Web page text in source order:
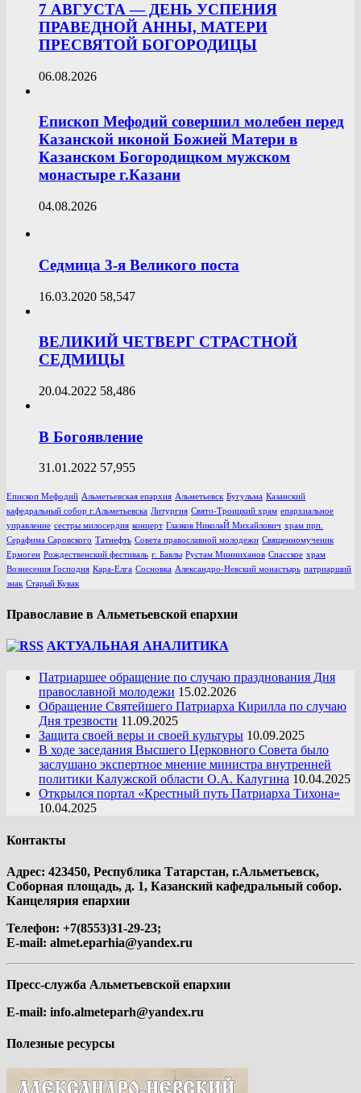
7 АВГУСТА — ДЕНЬ УСПЕНИЯ
ПРАВЕДНОЙ АННЫ, МАТЕРИ
ПРЕСВЯТОЙ БОГОРОДИЦЫ
06.08.2026
Епископ Мефодий совершил молебен перед
Казанской иконой Божией Матери в
Казанском Богородицком мужском
монастыре г.Казани
04.08.2026
Седмица 3-я Великого поста
16.03.2020 58,547
ВЕЛИКИЙ ЧЕТВЕРГ СТРАСТНОЙ
СЕДМИЦЫ
20.04.2022 58,486
В Богоявление
31.01.2022 57,955
Епископ Мефодий Альметьевская епархия Альметьевск Бугульма Казанский
кафедральный собор г.Альметьевска Литургия Свято-Троицкий храм епархиальное
управление сестры милосердия концерт Глазков НиколаЙ Михайлович храм прп.
Серафима Саровского Татнефть Совета православной молодежи Священномученик
Ермоген Рождественский фестиваль г. Бавлы Рустам Минниханов Спасское храм
Вознесения Господня Кара-Елга Сосновка Александро-Невский монастырь патриарший
знак Старый Кувак
Православие в Альметьевской епархии
АКТУАЛЬНАЯ АНАЛИТИКА
Патриаршее обращение по случаю празднования Дня
православной молодежи 15.02.2026
Обращение Святейшего Патриарха Кирилла по случаю
Дня трезвости 11.09.2025
Защита своей веры и своей культуры 10.09.2025
В ходе заседания Высшего Церковного Совета было
заслушано экспертное мнение министра внутренней
политики Калужской области О.А. Калугина 10.04.2025
Открылся портал «Крестный путь Патриарха Тихона»
10.04.2025
Контакты
Адрес: 423450, Республика Татарстан, г.Альметьевск,
Соборная площадь, д. 1, Казанский кафедральный собор.
Канцелярия епархии
Телефон: +7(8553)31-29-23;
E-mail: almet.eparhia@yandex.ru
Пресс-служба Альметьевской епархии
E-mail: info.almeteparh@yandex.ru
Полезные ресурсы